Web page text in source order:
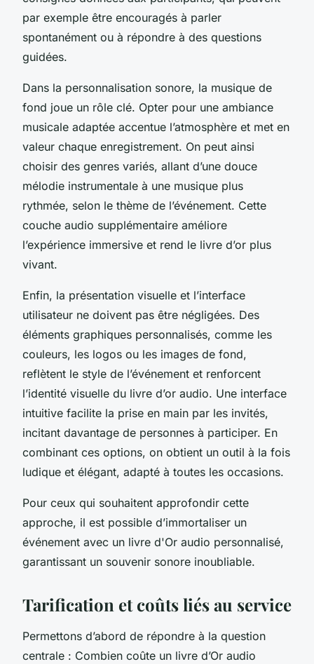
par exemple être encouragés à parler
spontanément ou à répondre à des questions
guidées.
Dans la personnalisation sonore, la musique de
fond joue un rôle clé. Opter pour une ambiance
musicale adaptée accentue l’atmosphère et met en
valeur chaque enregistrement. On peut ainsi
choisir des genres variés, allant d’une douce
mélodie instrumentale à une musique plus
rythmée, selon le thème de l’événement. Cette
couche audio supplémentaire améliore
l’expérience immersive et rend le livre d’or plus
vivant.
Enfin, la présentation visuelle et l’interface
utilisateur ne doivent pas être négligées. Des
éléments graphiques personnalisés, comme les
couleurs, les logos ou les images de fond,
reflètent le style de l’événement et renforcent
l’identité visuelle du livre d’or audio. Une interface
intuitive facilite la prise en main par les invités,
incitant davantage de personnes à participer. En
combinant ces options, on obtient un outil à la fois
ludique et élégant, adapté à toutes les occasions.
Pour ceux qui souhaitent approfondir cette
approche, il est possible d’immortaliser un
événement avec un livre d'Or audio personnalisé,
garantissant un souvenir sonore inoubliable.
Tarification et coûts liés au service
Permettons d’abord de répondre à la question
centrale : Combien coûte un livre d’Or audio